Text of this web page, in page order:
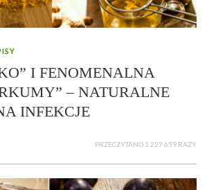
I FENOMENALNA
– NATURALNE
INFEKCJE
PRZECZYTANO 1 227 659 RAZY